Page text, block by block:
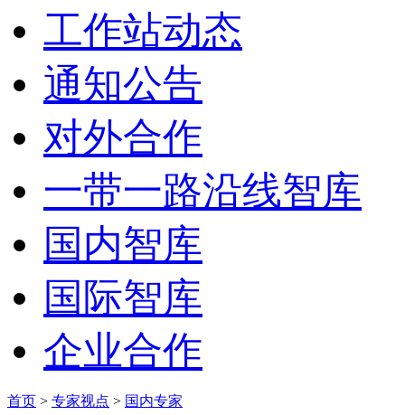
工作站动态
通知公告
对外合作
一带一路沿线智库
国内智库
国际智库
企业合作
首页 > 专家视点 > 国内专家